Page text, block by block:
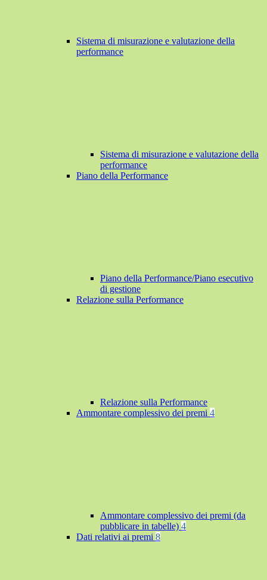
Sistema di misurazione e valutazione della
performance
Sistema di misurazione e valutazione della
performance
Piano della Performance
Piano della Performance/Piano esecutivo
di gestione
Relazione sulla Performance
Relazione sulla Performance
Ammontare complessivo dei premi 4
Ammontare complessivo dei premi (da
pubblicare in tabelle) 4
Dati relativi ai premi 8